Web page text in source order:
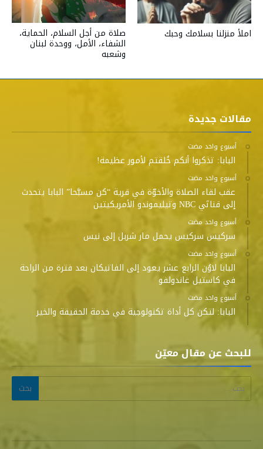
صلاة من أجل السلام، الحماية،
الشفاء، الأمل، ووحدة لبنان
وشعبه
املأ منزلنا بسلامك وحبك
مقالات جديدة
‫‫‫‏‫أسبوع واحد مضت‬
البابا: تذكروا أنكم خُلقتم لأمور عظيمة!
‫‫‫‏‫أسبوع واحد مضت‬
عقب لقاء الصلاة والأخوّة في قرية “كن مسبَّحا” البابا يتحدث
إلى قناتَي NBC وتيليموندو الأمريكيتين
‫‫‫‏‫أسبوع واحد مضت‬
سركيس سركيس يحمل مار شربل إلى نيس
‫‫‫‏‫أسبوع واحد مضت‬
البابا لاوُن الرابع عشر يعود إلى الفاتيكان بعد فترة من الراحة
في كاستيل غاندولفو
‫‫‫‏‫أسبوع واحد مضت‬
البابا: لتكن كل أداة تكنولوجية في خدمة الحقيقة والخير
للبحث عن مقال معيّن
البحث عن: